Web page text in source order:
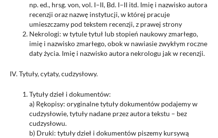
np. ed., hrsg. von, vol. I–II, Bd. I–II itd. Imię i nazwisko autora
recenzji oraz nazwę instytucji, w której pracuje
umieszczamy pod tekstem recenzji, z prawej strony
Nekrologi: w tytule tytuł lub stopień naukowy zmarłego,
imię i nazwisko zmarłego, obok w nawiasie zwykłym roczne
daty życia. Imię i nazwisko autora nekrologu jak w recenzji.
IV. Tytuły, cytaty, cudzysłowy.
Tytuły dzieł i dokumentów:
a) Rękopisy: oryginalne tytuły dokumentów podajemy w
cudzysłowie, tytuły nadane przez autora tekstu – bez
cudzysłowu.
b) Druki: tytuły dzieł i dokumentów piszemy kursywą